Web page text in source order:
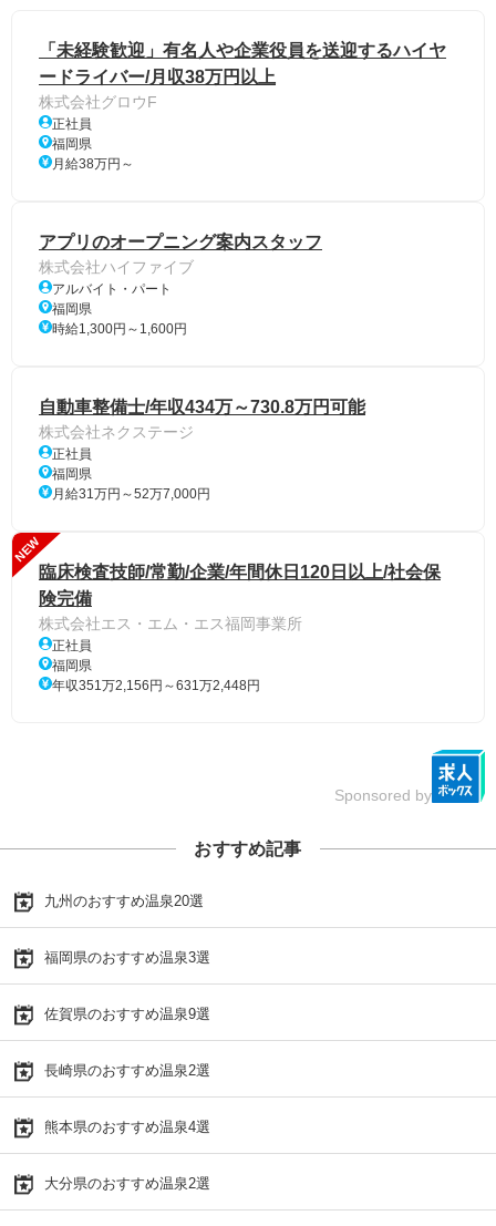
「未経験歓迎」有名人や企業役員を送迎するハイヤ
ードライバー/月収38万円以上
株式会社グロウF
正社員
福岡県
月給38万円～
アプリのオープニング案内スタッフ
株式会社ハイファイブ
アルバイト・パート
福岡県
時給1,300円～1,600円
自動車整備士/年収434万～730.8万円可能
株式会社ネクステージ
正社員
福岡県
月給31万円～52万7,000円
NEW
臨床検査技師/常勤/企業/年間休日120日以上/社会保
険完備
株式会社エス・エム・エス福岡事業所
正社員
福岡県
年収351万2,156円～631万2,448円
Sponsored by
おすすめ記事
九州のおすすめ温泉20選
福岡県のおすすめ温泉3選
佐賀県のおすすめ温泉9選
長崎県のおすすめ温泉2選
熊本県のおすすめ温泉4選
大分県のおすすめ温泉2選